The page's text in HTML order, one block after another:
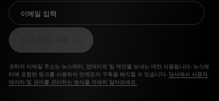
이메일 입력
귀하의 이메일 주소는 뉴스레터, 업데이트 및 제안을 보내는 데만 사용됩니다. 뉴스레
터에 포함된 링크를 사용하여 언제든지 구독을 해지할 수 있습니다. 당사에서 사용자
데이터 및 권리를 관리하는 방식을 자세히 알아보세요.